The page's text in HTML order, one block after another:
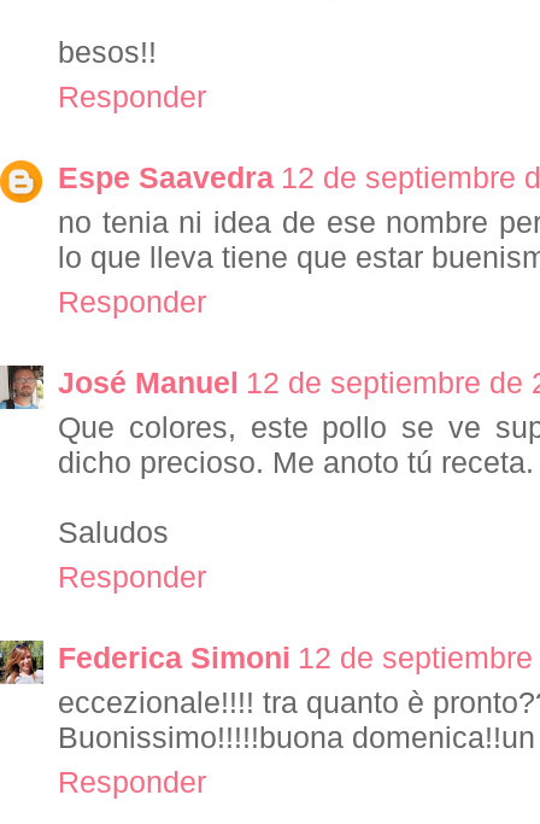
besos!!
Responder
Espe Saavedra 12 de septiembre
no tenia ni idea de ese nombre
lo que lleva tiene que estar
Responder
José Manuel 12 de septiembre de
Que colores, este pollo se ve
dicho precioso. Me anoto tú receta.
Saludos
Responder
Federica Simoni 12 de
eccezionale!!!! tra quanto è
Buonissimo!!!!!buona
Responder